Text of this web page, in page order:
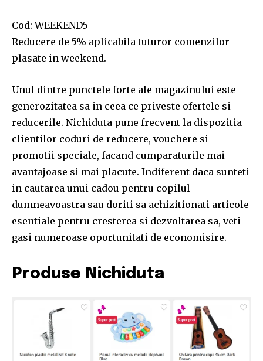
Cod: WEEKEND5
Reducere de 5% aplicabila tuturor comenzilor
plasate in weekend.
Unul dintre punctele forte ale magazinului este
generozitatea sa in ceea ce priveste ofertele si
reducerile. Nichiduta pune frecvent la dispozitia
clientilor coduri de reducere, vouchere si
promotii speciale, facand cumparaturile mai
avantajoase si mai placute. Indiferent daca sunteti
in cautarea unui cadou pentru copilul
dumneavoastra sau doriti sa achizitionati articole
esentiale pentru cresterea si dezvoltarea sa, veti
gasi numeroase oportunitati de economisire.
Produse Nichiduta